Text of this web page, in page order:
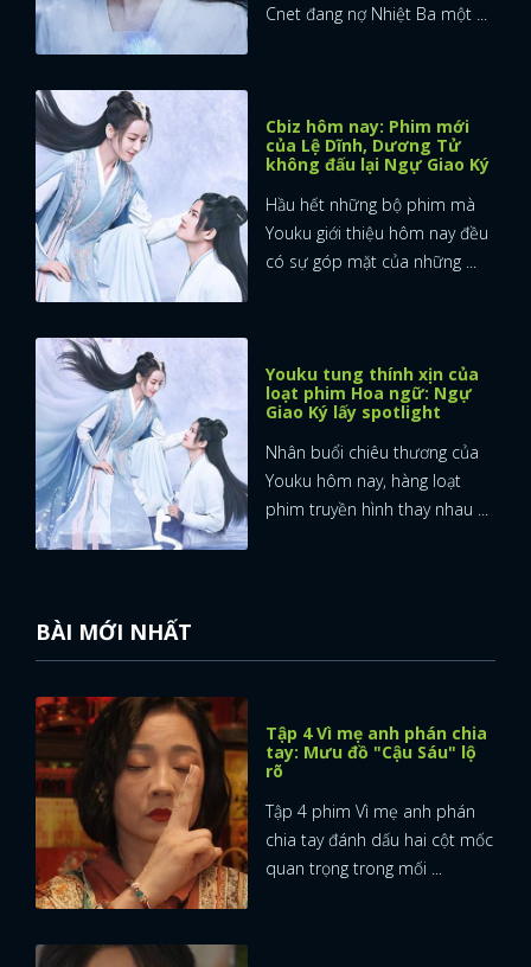
Cnet đang nợ Nhiệt Ba một ...
Cbiz hôm nay: Phim mới
của Lệ Dĩnh, Dương Tử
không đấu lại Ngự Giao Ký
Hầu hết những bộ phim mà
Youku giới thiệu hôm nay đều
có sự góp mặt của những ...
Youku tung thính xịn của
loạt phim Hoa ngữ: Ngự
Giao Ký lấy spotlight
Nhân buổi chiêu thương của
Youku hôm nay, hàng loạt
phim truyền hình thay nhau ...
BÀI MỚI NHẤT
Tập 4 Vì mẹ anh phán chia
tay: Mưu đồ "Cậu Sáu" lộ
rõ
Tập 4 phim Vì mẹ anh phán
chia tay đánh dấu hai cột mốc
quan trọng trong mối ...